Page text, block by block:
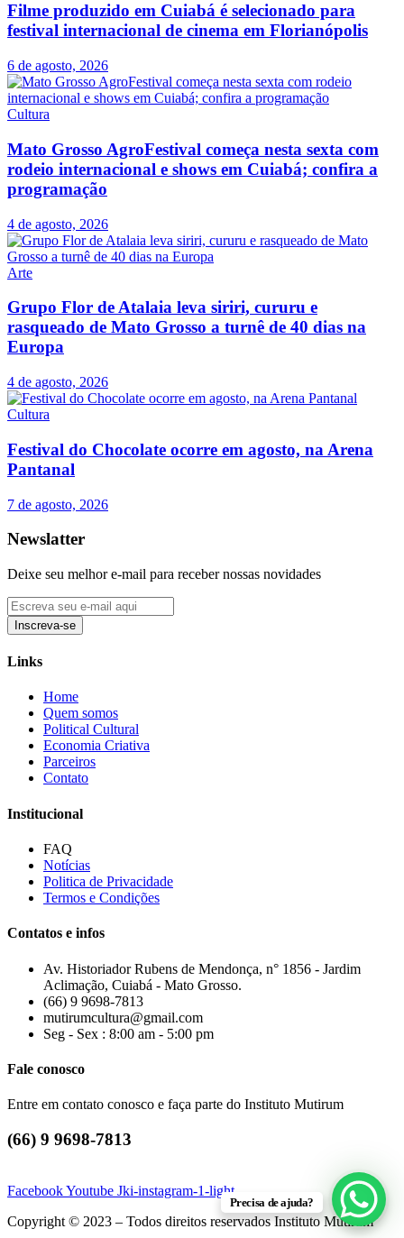
Filme produzido em Cuiabá é selecionado para
festival internacional de cinema em Florianópolis
6 de agosto, 2026
Cultura
Mato Grosso AgroFestival começa nesta sexta com
rodeio internacional e shows em Cuiabá; confira a
programação
4 de agosto, 2026
Arte
Grupo Flor de Atalaia leva siriri, cururu e
rasqueado de Mato Grosso a turnê de 40 dias na
Europa
4 de agosto, 2026
Cultura
Festival do Chocolate ocorre em agosto, na Arena
Pantanal
7 de agosto, 2026
Newslatter
Deixe seu melhor e-mail para receber nossas novidades
Inscreva-se
Links
Home
Quem somos
Political Cultural
Economia Criativa
Parceiros
Contato
Institucional
FAQ
Notícias
Politica de Privacidade
Termos e Condições
Contatos e infos
Av. Historiador Rubens de Mendonça, n° 1856 - Jardim
Aclimação, Cuiabá - Mato Grosso.
(66) 9 9698-7813
mutirumcultura@gmail.com
Seg - Sex : 8:00 am - 5:00 pm
Fale conosco
Entre em contato conosco e faça parte do Instituto Mutirum
(66) 9 9698-7813
FacebookYoutube Jki-instagram-1-light
Copyright © 2023 – Todos direitos reservados Instituto Mutirum
Precisa de ajuda?